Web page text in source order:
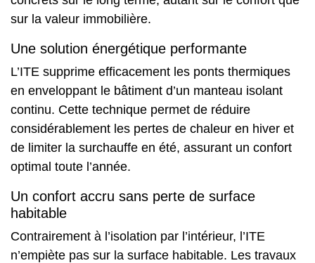
sur la valeur immobilière.
Une solution énergétique performante
L’ITE supprime efficacement les ponts thermiques
en enveloppant le bâtiment d’un manteau isolant
continu. Cette technique permet de réduire
considérablement les pertes de chaleur en hiver et
de limiter la surchauffe en été, assurant un confort
optimal toute l’année.
Un confort accru sans perte de surface
habitable
Contrairement à l’isolation par l’intérieur, l’ITE
n’empiète pas sur la surface habitable. Les travaux